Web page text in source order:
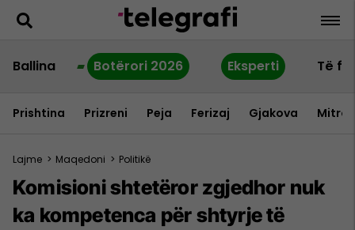
Ballina Botërori 2026 Eksperti Të
Prishtina Prizreni Peja Ferizaj Gjakova
Lajme > Maqedoni > Politikë
Komisioni shtetëror zgjedhor nuk
ka kompetenca për shtyrje të